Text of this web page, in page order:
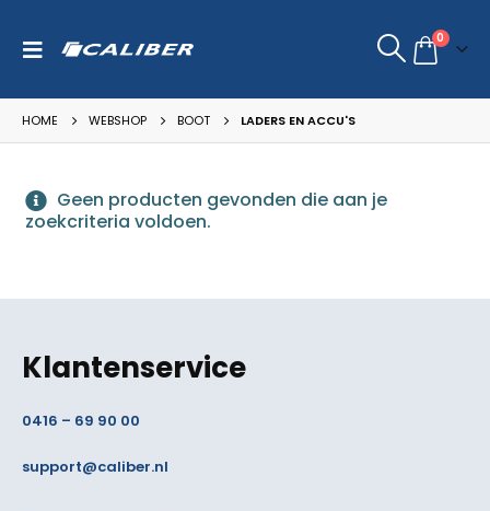
0
HOME WEBSHOP BOOT LADERS EN ACCU'S
Geen producten gevonden die aan je
zoekcriteria voldoen.
Klantenservice
0416 – 69 90 00
support@caliber.nl